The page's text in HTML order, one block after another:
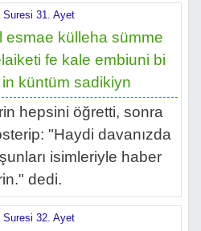
Suresi 31. Ayet
esmae külleha sümme
fe kale embiuni bi
küntüm sadikiyn
hepsini öğretti, sonra
"Haydi davanızda
isimleriyle haber
dedi.
Suresi 32. Ayet